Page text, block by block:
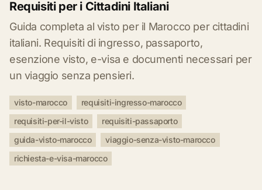
Requisiti per i Cittadini Italiani
Guida completa al visto per il Marocco per cittadini
italiani. Requisiti di ingresso, passaporto,
esenzione visto, e-visa e documenti necessari per
un viaggio senza pensieri.
visto-marocco
requisiti-ingresso-marocco
requisiti-per-il-visto
requisiti-passaporto
guida-visto-marocco
viaggio-senza-visto-marocco
richiesta-e-visa-marocco